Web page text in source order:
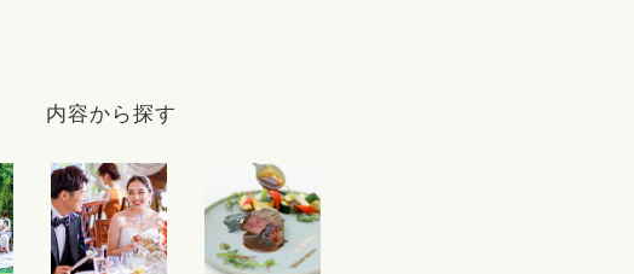
9
TUE WED THU FRI SAT
1 2 3 5
内容から探す